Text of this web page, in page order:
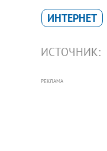
ИНТЕРНЕТ
ИСТОЧНИК:
РЕКЛАМА